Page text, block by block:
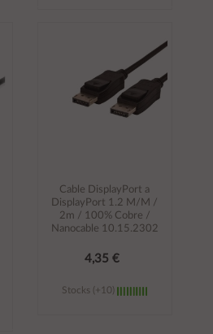
Cable DisplayPort a
DisplayPort 1.2 M/M /
2m / 100% Cobre /
Nanocable 10.15.2302
4,35 €
Stocks (+10)